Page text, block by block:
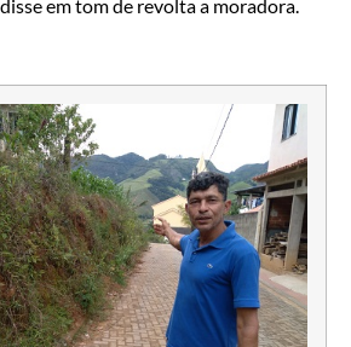
em tom de revolta a moradora.